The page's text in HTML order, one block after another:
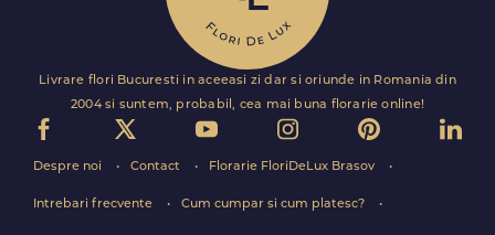
Livrare flori Bucuresti in aceeasi zi dar si oriunde in Romania din
2004 si suntem, probabil, cea mai buna florarie online!
Despre noi Contact Florarie FloriDeLux Brasov
Intrebari frecvente Cum cumpar si cum platesc?